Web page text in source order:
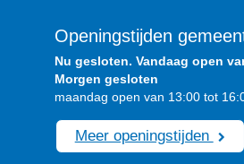
Openingstijden
Nu gesloten. Vandaag open
Morgen gesloten
maandag open van 13:00 tot
Meer openingstijden